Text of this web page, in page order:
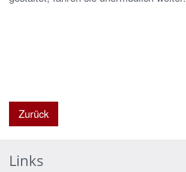
Zurück
Links